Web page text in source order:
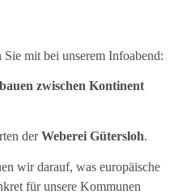
mit bei unserem Infoabend:
zwischen Kontinent
derWeberei Gütersloh.
wir darauf, was europäische
für unsere Kommunen